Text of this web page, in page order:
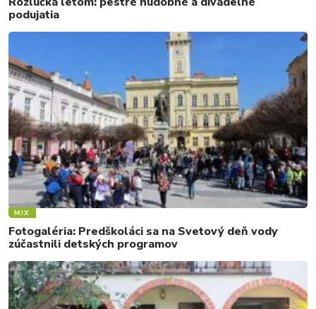
podujatia
MIX
Fotogaléria: Predškoláci sa na Svetový deň vody
zúčastnili detských programov